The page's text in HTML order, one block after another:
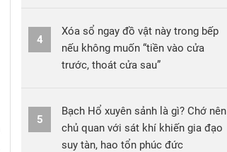
4
Xóa sổ ngay đồ vật này trong bếp
nếu không muốn “tiền vào cửa
trước, thoát cửa sau”
5
Bạch Hổ xuyên sảnh là gì? Chớ nên
chủ quan với sát khí khiến gia đạo
suy tàn, hao tổn phúc đức